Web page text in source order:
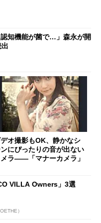
認知機能が菌で…」森永が開
デオ撮影もOK、静かなシ
にぴったりの音が出ない
ラ――「マナーカメラ」
VILLA Owners」3選
）